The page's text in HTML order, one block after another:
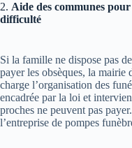
2. Aide des communes
difficulté
Si la famille ne dispose pas
payer les obsèques, la mairie
charge l’organisation des
encadrée par la loi et
proches ne peuvent pas
l’entreprise de pompes